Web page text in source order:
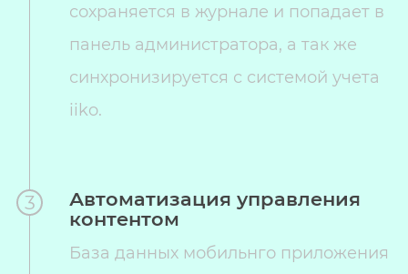
сохраняется в журнале и попадает в
панель администратора, а так же
синхронизируется с системой учета
iiko.
3
Автоматизация управления
контентом
База данных мобильнго приложения